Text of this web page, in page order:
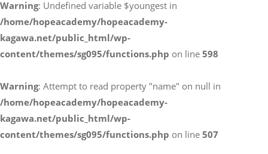
中学生コース（5科目）
高校生コース（3科目）
英会話コース（幼児～小学
校低学年）
Warning: Undefined variable $youngest in
/home/hopeacademy/hopeacademy-
kagawa.net/public_html/wp-
content/themes/sg095/functions.php on line 598
Warning: Attempt to read property "name" on null in
/home/hopeacademy/hopeacademy-
kagawa.net/public_html/wp-
content/themes/sg095/functions.php on line 507